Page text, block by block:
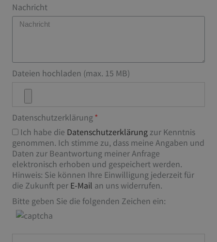
Nachricht
Dateien hochladen (max. 15 MB)
Datenschutzerklärung
Ich habe die Datenschutzerklärungzur Kenntnis
genommen. Ich stimme zu, dass meine Angaben und
Daten zur Beantwortung meiner Anfrage
elektronisch erhoben und gespeichert werden.
Hinweis: Sie können Ihre Einwilligung jederzeit für
die Zukunft per E-Mail an uns widerrufen.
Bitte geben Sie die folgenden Zeichen ein: